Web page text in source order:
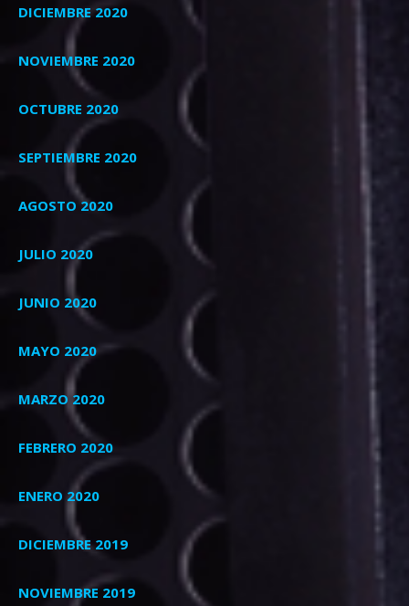
DICIEMBRE 2020
NOVIEMBRE 2020
OCTUBRE 2020
SEPTIEMBRE 2020
AGOSTO 2020
JULIO 2020
JUNIO 2020
MAYO 2020
MARZO 2020
FEBRERO 2020
ENERO 2020
DICIEMBRE 2019
NOVIEMBRE 2019